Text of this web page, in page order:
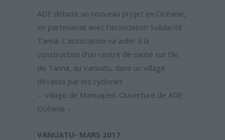
ADE débute un nouveau projet en Océanie,
en partenariat avec l’association Solidarité
Tanna. L’association va aider à la
construction d’un centre de santé sur l’île
de Tanna, au Vanuatu, dans un village
dévasté par les cyclones
– village de Manuapen. Ouverture de ADE
Océanie –
VANUATU- MARS 2017